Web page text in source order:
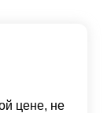
цене, не